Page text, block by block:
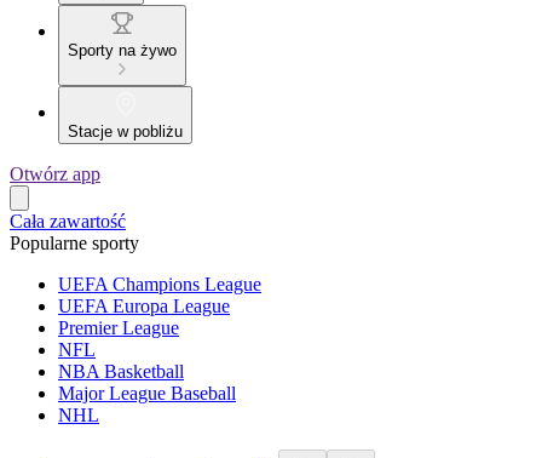
Sporty na żywo
Stacje w pobliżu
Otwórz app
Cała zawartość
Popularne sporty
UEFA Champions League
UEFA Europa League
Premier League
NFL
NBA Basketball
Major League Baseball
NHL